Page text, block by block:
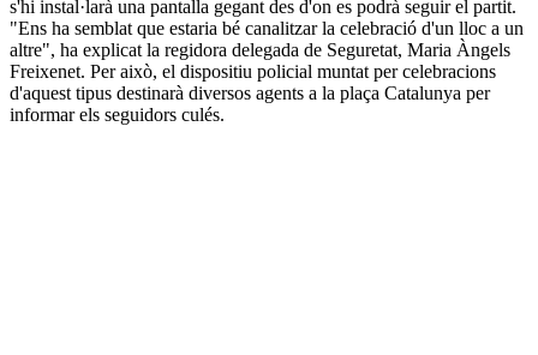
s'hi instal·larà una pantalla gegant des d'on es podrà seguir el partit.
"Ens ha semblat que estaria bé canalitzar la celebració d'un lloc a un
altre", ha explicat la regidora delegada de Seguretat, Maria Àngels
Freixenet. Per això, el dispositiu policial muntat per celebracions
d'aquest tipus destinarà diversos agents a la plaça Catalunya per
informar els seguidors culés.